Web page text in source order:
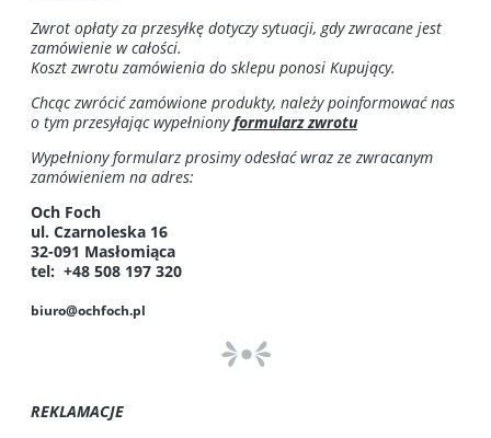
Zwrot opłaty za przesyłkę dotyczy sytuacji, gdy zwracane jest
zamówienie w całości.
Koszt zwrotu zamówienia do sklepu ponosi Kupujący.
Chcąc zwrócić zamówione produkty, należy poinformować nas
o tym przesyłając wypełnionyformularz zwrotu
Wypełniony formularz prosimy odesłać wraz ze zwracanym
zamówieniem na adres:
Och Foch
ul. Czarnoleska 16
32-091 Masłomiąca
tel: +48 508 197 320
biuro@ochfoch.pl
REKLAMACJE